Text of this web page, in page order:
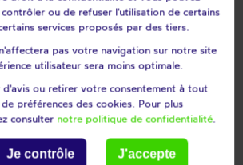
Lommoye
Longvilliers
L'étang-la-ville
Magny-les-hameaux
Mantes-la-jolie
Mareil-marly
ou de refuser l'utilisation de certains
services proposés par des tiers.
pas votre navigation sur notre site
utilisateur sera moins optimale.
d'avis ou retirer votre consentement à tout
préférences des cookies. Pour plus
consulter notre politique de confidentialité.
Je contrôle J'accepte